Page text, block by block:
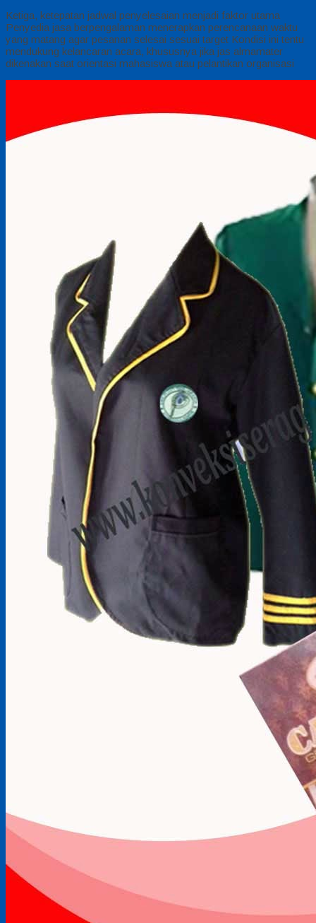
Ketiga, ketepatan jadwal penyelesaian menjadi faktor utama
Penyedia jasa berpengalaman menerapkan perencanaan waktu
yang matang agar pesanan selesai sesuai target Kondisi ini tentu
mendukung kelancaran acara, khususnya jika jas almamater
dikenakan saat orientasi mahasiswa atau pelantikan organisasi